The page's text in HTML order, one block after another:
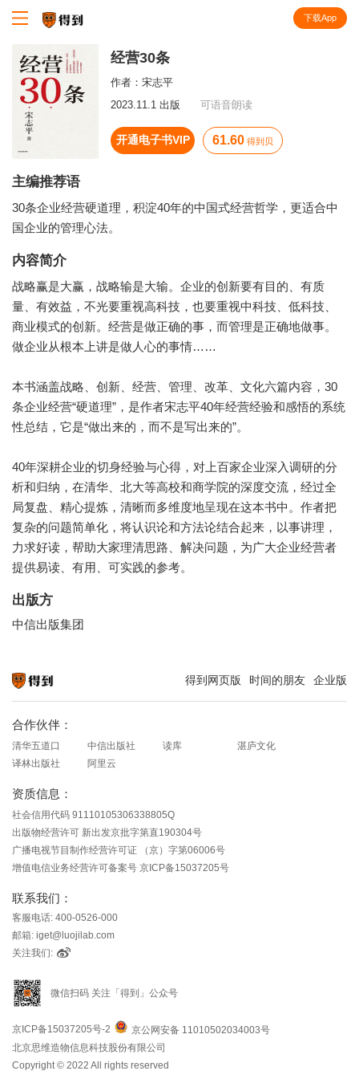
下载App
经营30条
作者： 宋志平
2023.11.1 出版
可语音朗读
开通电子书VIP 61.60 得到贝
主编推荐语
30条企业经营硬道理，积淀40年的中国式经营哲学，更适合中
国企业的管理心法。
内容简介
战略赢是大赢，战略输是大输。企业的创新要有目的、有质
量、有效益，不光要重视高科技，也要重视中科技、低科技、
商业模式的创新。经营是做正确的事，而管理是正确地做事。
做企业从根本上讲是做人心的事情……
本书涵盖战略、创新、经营、管理、改革、文化六篇内容，30
条企业经营“硬道理”，是作者宋志平40年经营经验和感悟的系统
性总结，它是“做出来的，而不是写出来的”。
40年深耕企业的切身经验与心得，对上百家企业深入调研的分
析和归纳，在清华、北大等高校和商学院的深度交流，经过全
局复盘、精心提炼，清晰而多维度地呈现在这本书中。作者把
复杂的问题简单化，将认识论和方法论结合起来，以事讲理，
力求好读，帮助大家理清思路、解决问题，为广大企业经营者
提供易读、有用、可实践的参考。
出版方
中信出版集团
得到网页版 时间的朋友 企业版
合作伙伴：
清华五道口 中信出版社 读库
湛庐文化
译林出版社
阿里云
资质信息：
社会信用代码 91110105306338805Q
出版物经营许可 新出发京批字第直190304号
广播电视节目制作经营许可证 （京）字第06006号
增值电信业务经营许可备案号 京ICP备15037205号
联系我们：
客服电话: 400-0526-000
邮箱: iget@luojilab.com
关注我们:
微信扫码 关注「得到」公众号
京ICP备15037205号-2
京公网安备 11010502034003号
北京思维造物信息科技股份有限公司
Copyright © 2022 All rights reserved